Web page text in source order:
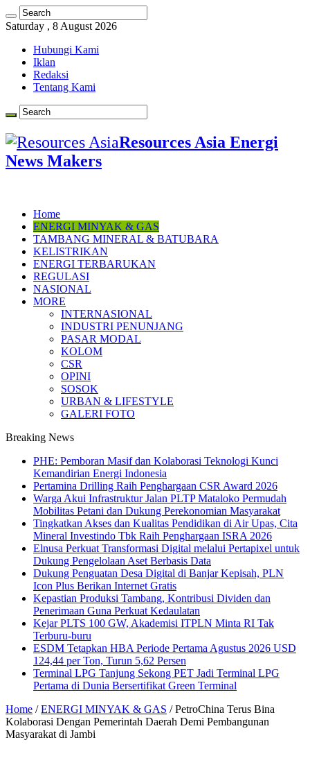
Saturday , 8 August 2026
Hubungi Kami
Iklan
Redaksi
Tentang Kami
Resources Asia Energi
News Makers
Home
ENERGI MINYAK & GAS
TAMBANG MINERAL & BATUBARA
KELISTRIKAN
ENERGI TERBARUKAN
REGULASI
NASIONAL
MORE
INTERNASIONAL
INDUSTRI PENUNJANG
PASAR MODAL
KOLOM
CSR
OPINI
SOSOK
URBAN & LIFESTYLE
GALERI FOTO
Breaking News
PHE: Pemboran Masif dan Kolaborasi Teknologi Kunci
Kemandirian Energi Indonesia
Pertamina Drilling Raih Penghargaan CSR Award 2026
Warga Akui Infrastruktur Jalan PLTP Mataloko Permudah
Mobilitas Petani dan Dukung Perekonomian Masyarakat
Tingkatkan Akses dan Kualitas Pendidikan di Air Upas, Cita
Mineral Investindo Tbk Raih Penghargaan ISRA 2026
Elnusa Perkuat Transformasi Digital melalui Pertapixel untuk
Dukung Pengelolaan Aset Berbasis Data
Dukung Penguatan Desa Digital di Banjar Kepisah, PLN
Icon Plus Berikan Internet Gratis
Kepastian Produksi Tambang, Kontribusi Dividen dan
Penerimaan Guna Perkuat Kedaulatan
Kejar PLTS 100 GW, Akademisi ITPLN Minta RI Tak
Terburu-buru
ESDM Tetapkan HBA Periode Pertama Agustus 2026 USD
124,44 per Ton, Turun 5,62 Persen
Terminal LPG Tanjung Sekong PET Jadi Terminal LPG
Pertama di Dunia Bersertifikat Green Terminal
Home / ENERGI MINYAK & GAS / PetroChina Terus Bina
Kolaborasi Dengan Pemerintah Daerah Demi Pembangunan
Masyarakat di Jambi